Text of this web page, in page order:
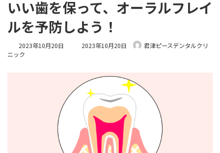
いい歯を保って、オーラルフレイ
ルを予防しよう！
2023年10月20日
最
日
時
2023年10月20日
君津ピースデンタルクリ
ニック